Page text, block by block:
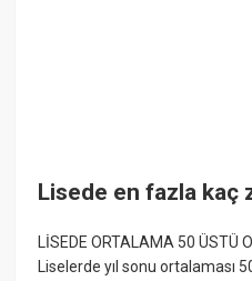
Lisede en fazla kaç
LİSEDE ORTALAMA 50 ÜSTÜ
Liselerde yıl sonu ortalaması